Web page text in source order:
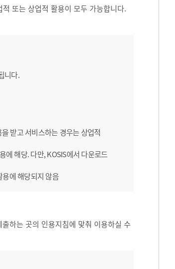
또는 상업적 활용이 모두 가능합니다.
니다.
받고 서비스하는 경우는 상업적
에 해당. 다만, KOSIS에서 다운로드
에 해당되지 않음
하는 곳의 인용지침에 맞춰 이용하실 수